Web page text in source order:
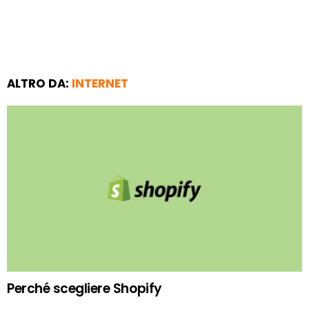
ALTRO DA: INTERNET
Perché scegliere Shopify